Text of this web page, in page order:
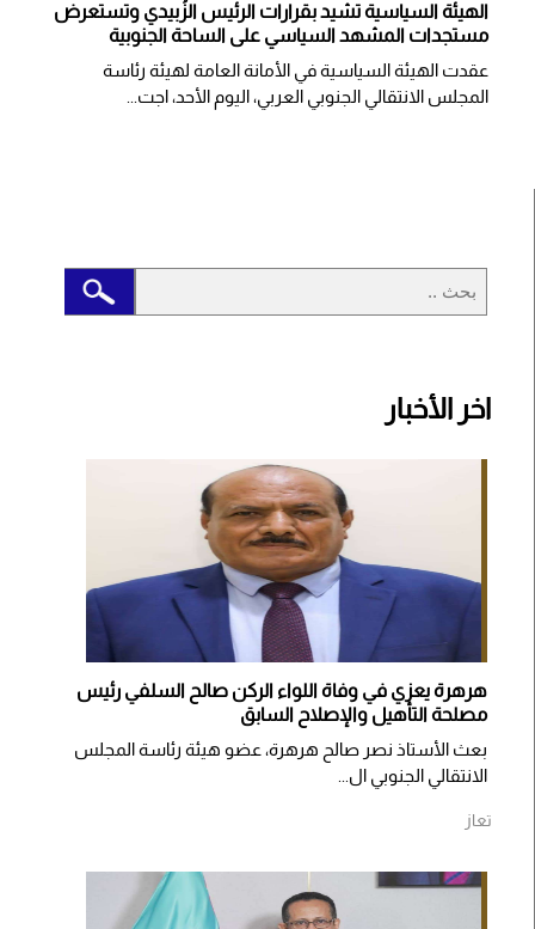
الهيئة السياسية تشيد بقرارات الرئيس الزُبيدي وتستعرض
مستجدات المشهد السياسي على الساحة الجنوبية
عقدت الهيئة السياسية في الأمانة العامة لهيئة رئاسة
المجلس الانتقالي الجنوبي العربي، اليوم الأحد، اجت...
اخر الأخبار
هرهرة يعزي في وفاة اللواء الركن صالح السلفي رئيس
مصلحة التأهيل والإصلاح السابق
بعث الأستاذ نصر صالح هرهرة، عضو هيئة رئاسة المجلس
الانتقالي الجنوبي ال...
تعاز